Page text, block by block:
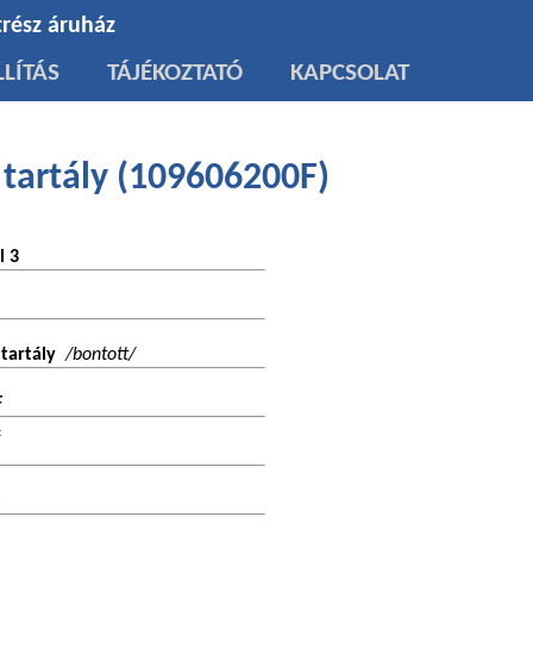
áruház
TÁJÉKOZTATÓ KAPCSOLAT
(109606200F)
3
tartály/bontott/